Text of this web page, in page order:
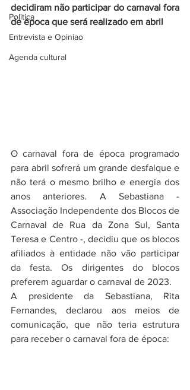
Politica
Entrevista e Opiniao
Agenda cultural
decidiram não participar do carnaval fora
de época que será realizado em abril
O carnaval fora de época programado
para abril sofrerá um grande desfalque e
não terá o mesmo brilho e energia dos
anos anteriores. A Sebastiana -
Associação Independente dos Blocos de
Carnaval de Rua da Zona Sul, Santa
Teresa e Centro -, decidiu que os blocos
afiliados à entidade não vão participar
da festa. Os dirigentes do blocos
preferem aguardar o carnaval de 2023.
A presidente da Sebastiana, Rita
Fernandes, declarou aos meios de
comunicação, que não teria estrutura
para receber o carnaval fora de época: